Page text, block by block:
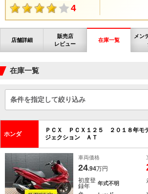
4
店舗詳細
販売店
レビュー
在庫一覧
メン
在庫一覧
条件を指定して絞り込み
ホンダ
ＰＣＸ ＰＣＸ１２５ ２０１８年
ジェクション ＡＴ
車両価格
24.94万円
初度登
録年
年式不明